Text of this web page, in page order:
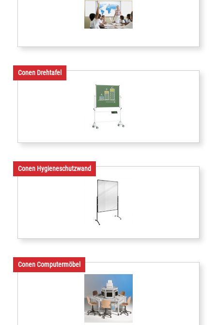
Conen Drehtafel
Conen Hygieneschutzwand
Conen Computermöbel